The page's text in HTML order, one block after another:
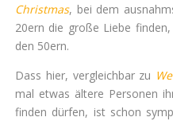
Christmas, bei dem
20ern die große Liebe
den 50ern.
Dass hier, vergleichbar zu
mal etwas ältere Personen
finden dürfen, ist schon